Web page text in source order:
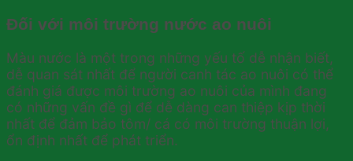
Đối với môi trường nước ao nuôi
Màu nước là một trong những yếu tố dễ nhận biết,
dễ quan sát nhất để người canh tác ao nuôi có thể
đánh giá được môi trường ao nuôi của mình đang
có những vấn đề gì để dễ dàng can thiệp kịp thời
nhất để đảm bảo tôm/ cá có môi trường thuận lợi,
ổn định nhất để phát triển.